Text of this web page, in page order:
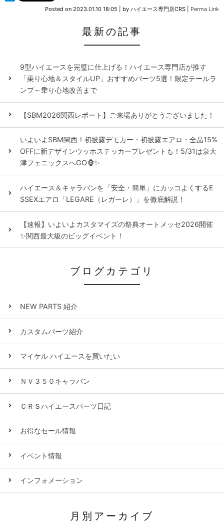
Posted on 2023.01.10 18:05 by ハイエース専門店CRS Perma Link
最新の記事
9型ハイエースを完璧に仕上げる！ハイエース専門店が推す
「乗り心地＆スタイルUP」おすすめパーツ5選！限定テールラ
ンプ～乗り心地改善まで
【SBM2026関西レポート】ご来場ありがとうございました！
いよいよSBM関西！初披露デモカー・初披露エアロ・全品15%
OFFに新デザインウッホステッカープレゼントも！5/31は泉大
津フェニックスへGO🦍✨
ハイエース＆キャラバンを「安全・簡単」にカッコよくするE
SSEXエアロ「LEGARE（レガーレ）」を徹底解説！
【速報】いよいよカスタマイズの祭典オートメッセ2026開催
✨関西最大級のビッグイベント！
ブログカテゴリ
NEW PARTS 紹介
カスタムパーツ紹介
マイケル ハイエースを買いたい
ＮＶ３５０キャラバン
ＣＲＳハイエースパーツ日記
お得なセール情報
イベント情報
インフォメーション
月別アーカイブ